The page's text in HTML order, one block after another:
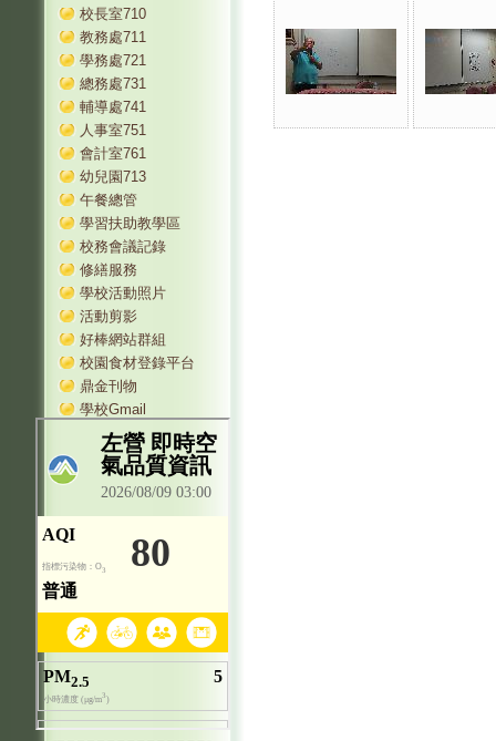
校長室710
教務處711
學務處721
總務處731
輔導處741
人事室751
會計室761
幼兒園713
午餐總管
學習扶助教學區
校務會議記錄
修繕服務
學校活動照片
活動剪影
好棒網站群組
校園食材登錄平台
鼎金刊物
學校Gmail